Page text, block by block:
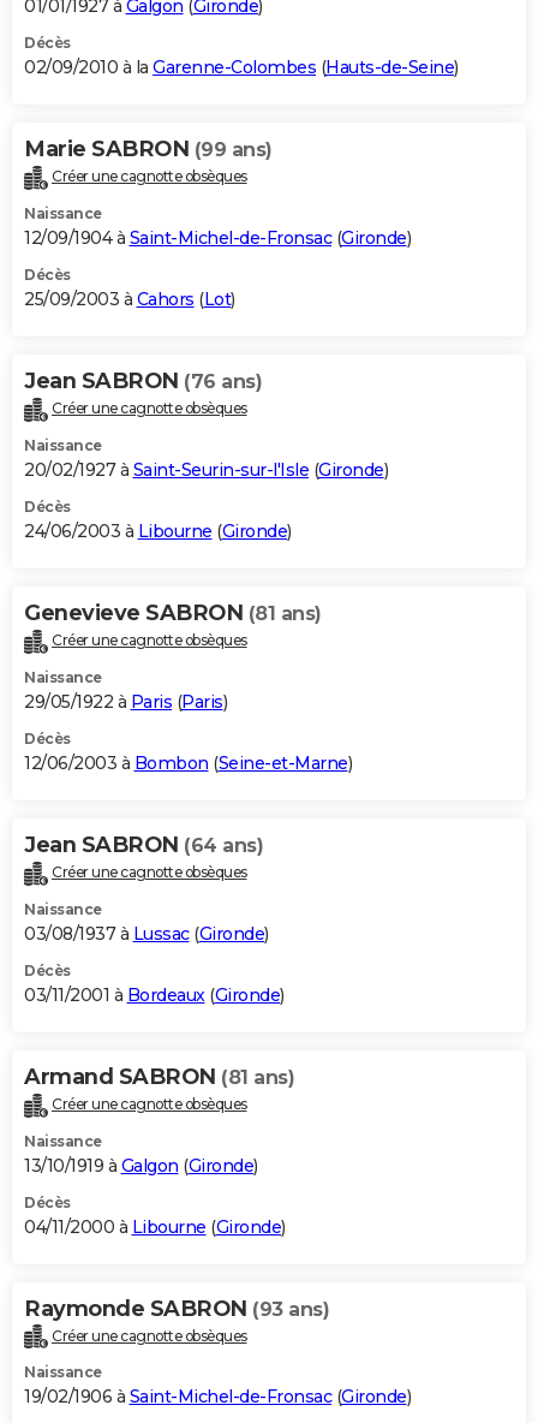
01/01/1927 à Galgon (Gironde)
Décès
02/09/2010 à la Garenne-Colombes (Hauts-de-Seine)
Marie SABRON (99 ans)
Créer une cagnotte obsèques
Naissance
12/09/1904 à Saint-Michel-de-Fronsac(Gironde)
Décès
25/09/2003 à Cahors (Lot)
Jean SABRON (76 ans)
Créer une cagnotte obsèques
Naissance
20/02/1927 à Saint-Seurin-sur-l'Isle (Gironde)
Décès
24/06/2003 à Libourne (Gironde)
Genevieve SABRON (81 ans)
Créer une cagnotte obsèques
Naissance
29/05/1922 à Paris (Paris)
Décès
12/06/2003 à Bombon (Seine-et-Marne)
Jean SABRON (64 ans)
Créer une cagnotte obsèques
Naissance
03/08/1937 à Lussac(Gironde)
Décès
03/11/2001 à Bordeaux(Gironde)
Armand SABRON (81 ans)
Créer une cagnotte obsèques
Naissance
13/10/1919 à Galgon (Gironde)
Décès
04/11/2000 à Libourne (Gironde)
Raymonde SABRON (93 ans)
Créer une cagnotte obsèques
Naissance
19/02/1906 à Saint-Michel-de-Fronsac(Gironde)